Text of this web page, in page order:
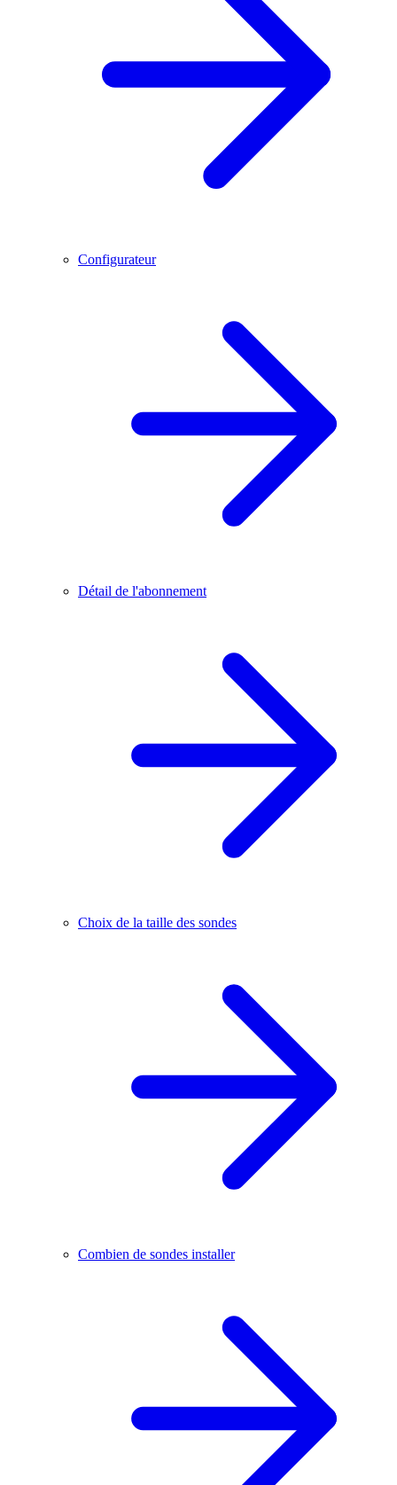
Configurateur
Détail de l'abonnement
Choix de la taille des sondes
Combien de sondes installer